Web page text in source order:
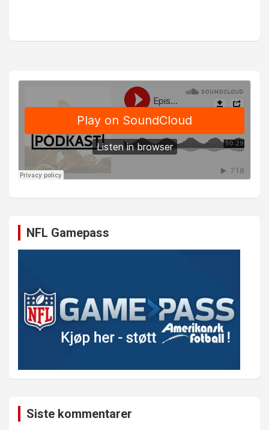
NFL Gamepass
Siste kommentarer